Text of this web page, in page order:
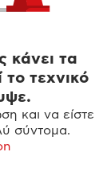
κάνει τα
τεχνικό
και να είστε
σύντομα.